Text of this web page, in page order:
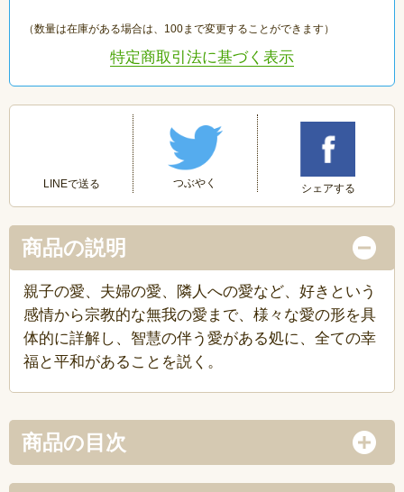
（数量は在庫がある場合は、100まで変更することができます）
特定商取引法に基づく表示
LINEで送る つぶやく シェアする
商品の説明
親子の愛、夫婦の愛、隣人への愛など、好きという
感情から宗教的な無我の愛まで、様々な愛の形を具
体的に詳解し、智慧の伴う愛がある処に、全ての幸
福と平和があることを説く。
商品の目次